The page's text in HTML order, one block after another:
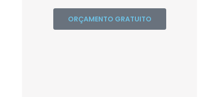
ORÇAMENTO GRATUITO